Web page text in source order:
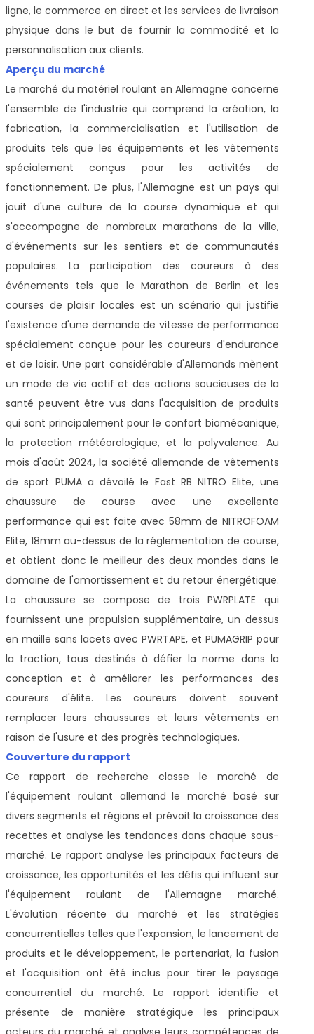
ligne, le commerce en direct et les services de livraison
physique dans le but de fournir la commodité et la
personnalisation aux clients.
Aperçu du marché
Le marché du matériel roulant en Allemagne concerne
l'ensemble de l'industrie qui comprend la création, la
fabrication, la commercialisation et l'utilisation de
produits tels que les équipements et les vêtements
spécialement conçus pour les activités de
fonctionnement. De plus, l'Allemagne est un pays qui
jouit d'une culture de la course dynamique et qui
s'accompagne de nombreux marathons de la ville,
d'événements sur les sentiers et de communautés
populaires. La participation des coureurs à des
événements tels que le Marathon de Berlin et les
courses de plaisir locales est un scénario qui justifie
l'existence d'une demande de vitesse de performance
spécialement conçue pour les coureurs d'endurance
et de loisir. Une part considérable d'Allemands mènent
un mode de vie actif et des actions soucieuses de la
santé peuvent être vus dans l'acquisition de produits
qui sont principalement pour le confort biomécanique,
la protection météorologique, et la polyvalence. Au
mois d'août 2024, la société allemande de vêtements
de sport PUMA a dévoilé le Fast RB NITRO Elite, une
chaussure de course avec une excellente
performance qui est faite avec 58mm de NITROFOAM
Elite, 18mm au-dessus de la réglementation de course,
et obtient donc le meilleur des deux mondes dans le
domaine de l'amortissement et du retour énergétique.
La chaussure se compose de trois PWRPLATE qui
fournissent une propulsion supplémentaire, un dessus
en maille sans lacets avec PWRTAPE, et PUMAGRIP pour
la traction, tous destinés à défier la norme dans la
conception et à améliorer les performances des
coureurs d'élite. Les coureurs doivent souvent
remplacer leurs chaussures et leurs vêtements en
raison de l'usure et des progrès technologiques.
Couverture du rapport
Ce rapport de recherche classe le marché de
l'équipement roulant allemand le marché basé sur
divers segments et régions et prévoit la croissance des
recettes et analyse les tendances dans chaque sous-
marché. Le rapport analyse les principaux facteurs de
croissance, les opportunités et les défis qui influent sur
l'équipement roulant de l'Allemagne
marché.
L'évolution récente du marché et les stratégies
concurrentielles telles que l'expansion, le lancement de
produits et le développement, le partenariat, la fusion
et l'acquisition ont été inclus pour tirer le paysage
concurrentiel du marché. Le rapport identifie et
présente de manière stratégique les principaux